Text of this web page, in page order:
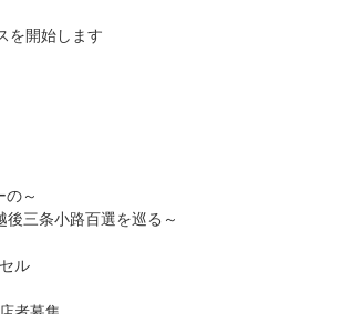
を開始します
の～
三条小路百選を巡る～
ル